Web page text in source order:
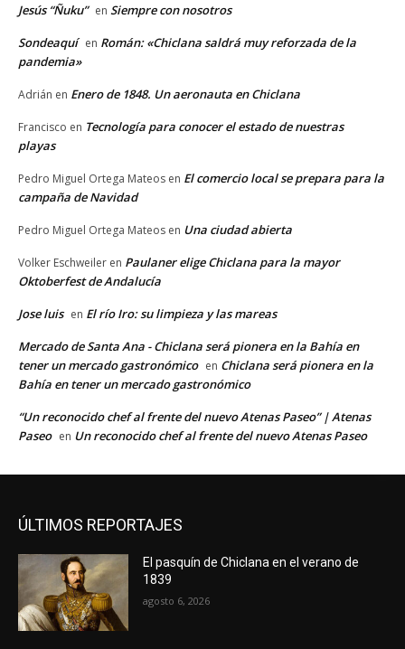
Jesús “Ñuku” en Siempre con nosotros
Sondeaquí en Román: «Chiclana saldrá muy reforzada de la
pandemia»
Adrián en Enero de 1848. Un aeronauta en Chiclana
Francisco en Tecnología para conocer el estado de nuestras
playas
Pedro Miguel Ortega Mateos en El comercio local se prepara para la
campaña de Navidad
Pedro Miguel Ortega Mateos en Una ciudad abierta
Volker Eschweiler en Paulaner elige Chiclana para la mayor
Oktoberfest de Andalucía
Jose luis en El río Iro: su limpieza y las mareas
Mercado de Santa Ana - Chiclana será pionera en la Bahía en
tener un mercado gastronómico en Chiclana será pionera en la
Bahía en tener un mercado gastronómico
“Un reconocido chef al frente del nuevo Atenas Paseo” | Atenas
Paseo en Un reconocido chef al frente del nuevo Atenas Paseo
ÚLTIMOS REPORTAJES
El pasquín de Chiclana en el verano de
1839
agosto 6, 2026